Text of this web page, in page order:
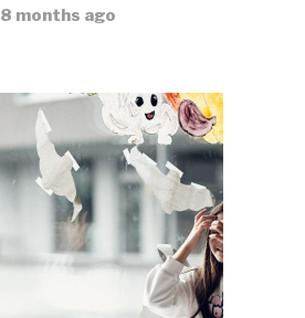
8 months ago